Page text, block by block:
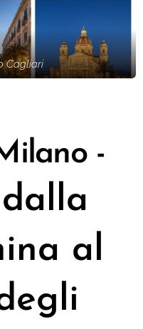
Cagliari
-
dalla
al